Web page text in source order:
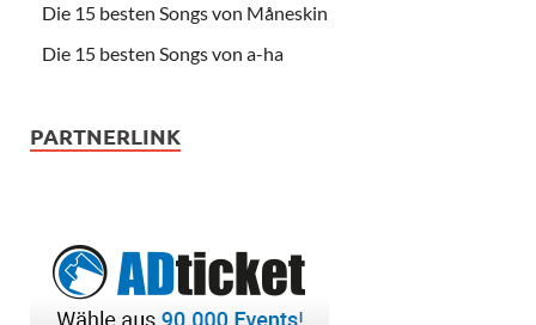
Die 15 besten Songs von Måneskin
Die 15 besten Songs von a-ha
PARTNERLINK